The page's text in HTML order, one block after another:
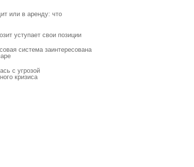
или в аренду: что
уступает свои позиции
система заинтересована
с угрозой
кризиса